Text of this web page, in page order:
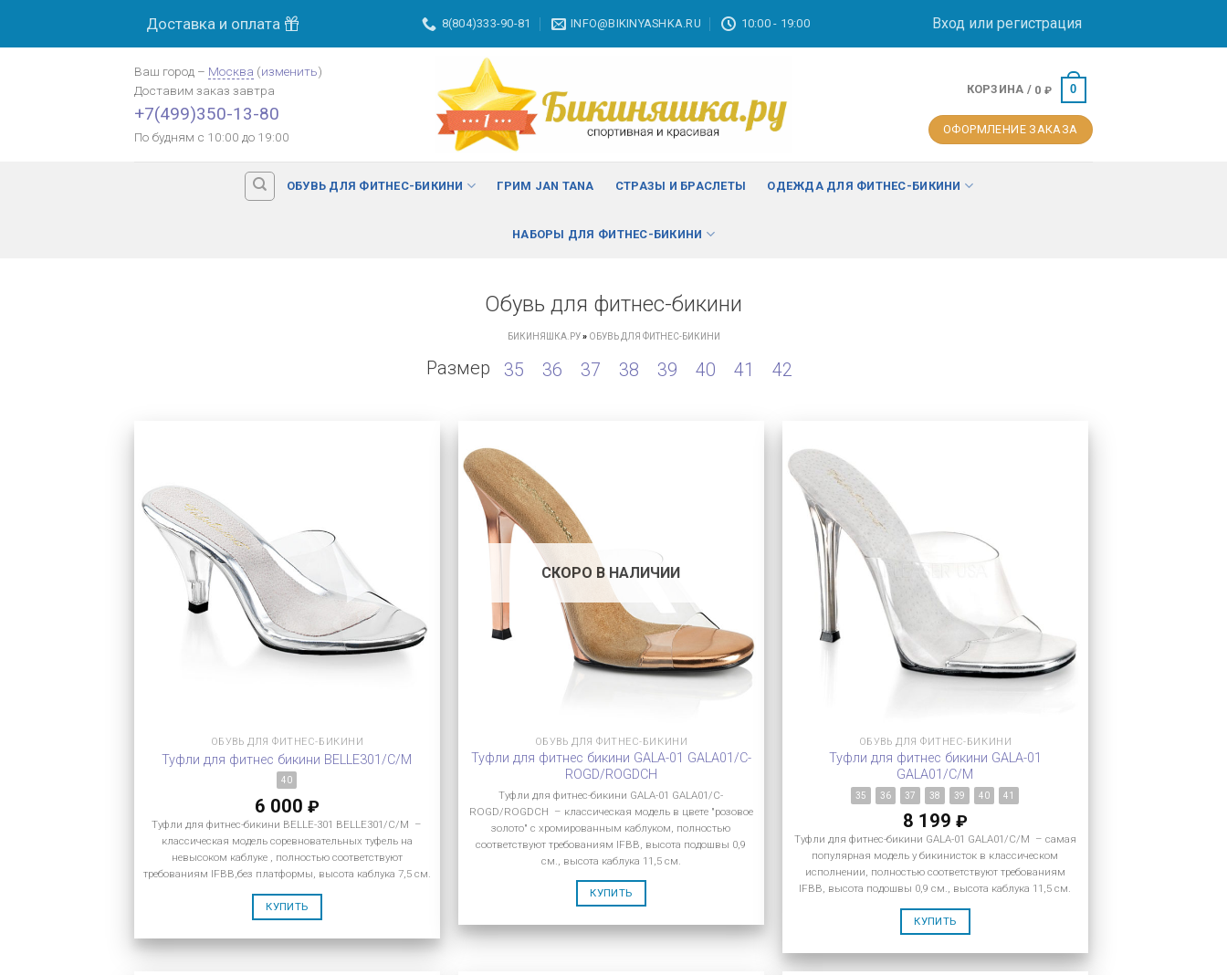
Доставка и оплата 8(804)333-90-81 INFO@BIKINYASHKA.RU 10:00 - 19:00 Вход или регистрация
Ваш город – Москва (изменить)
Доставим заказ завтра
+7(499)350-13-80
По будням с 10:00 до 19:00
КОРЗИНА / 0 ₽ 0
ОФОРМЛЕНИЕ ЗАКАЗА
ОБУВЬ ДЛЯ ФИТНЕС-БИКИНИ ГРИМ JAN TANA СТРАЗЫ И БРАСЛЕТЫ ОДЕЖДА ДЛЯ ФИТНЕС-БИКИНИ
НАБОРЫ ДЛЯ ФИТНЕС-БИКИНИ
Обувь для фитнес-бикини
БИКИНЯШКА.РУ» ОБУВЬ ДЛЯ ФИТНЕС-БИКИНИ
Размер 35 36 37 38 39 40 41 42
ОБУВЬ ДЛЯ ФИТНЕС-БИКИНИ
Туфли для фитнес бикини BELLE301/C/M
40
6 000 ₽
Туфли для фитнес-бикини BELLE-301 BELLE301/C/M –
классическая модель соревновательных туфель на
невысоком каблуке , полностью соответствуют
требованиям IFBB,без платформы, высота каблука 7,5 см.
КУПИТЬ
СКОРО В НАЛИЧИИ
ОБУВЬ ДЛЯ ФИТНЕС-БИКИНИ
Туфли для фитнес бикини GALA-01 GALA01/C-
ROGD/ROGDCH
Туфли для фитнес-бикини GALA-01 GALA01/C-
ROGD/ROGDCH – классическая модель в цвете "розовое
золото" с хромированным каблуком, полностью
соответствуют требованиям IFBB, высота подошвы 0,9
см., высота каблука 11,5 см.
КУПИТЬ
ОБУВЬ ДЛЯ ФИТНЕС-БИКИНИ
Туфли для фитнес бикини GALA-01
GALA01/C/M
35 36 37 38 39 40 41
8 199 ₽
Туфли для фитнес-бикини GALA-01 GALA01/C/M – самая
популярная модель у бикинисток в классическом
исполнении, полностью соответствуют требованиям
IFBB, высота подошвы 0,9 см., высота каблука 11,5 см.
КУПИТЬ